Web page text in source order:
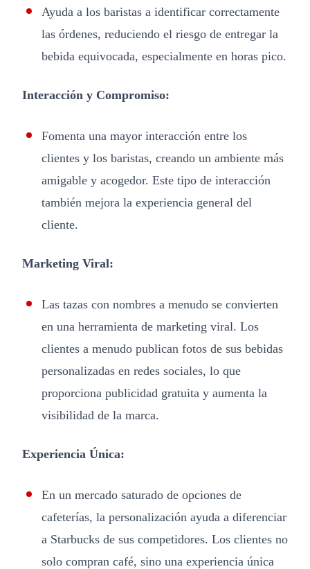
Ayuda a los baristas a identificar correctamente
las órdenes, reduciendo el riesgo de entregar la
bebida equivocada, especialmente en horas pico.
Interacción y Compromiso:
Fomenta una mayor interacción entre los
clientes y los baristas, creando un ambiente más
amigable y acogedor. Este tipo de interacción
también mejora la experiencia general del
cliente.
Marketing Viral:
Las tazas con nombres a menudo se convierten
en una herramienta de marketing viral. Los
clientes a menudo publican fotos de sus bebidas
personalizadas en redes sociales, lo que
proporciona publicidad gratuita y aumenta la
visibilidad de la marca.
Experiencia Única:
En un mercado saturado de opciones de
cafeterías, la personalización ayuda a diferenciar
a Starbucks de sus competidores. Los clientes no
solo compran café, sino una experiencia única